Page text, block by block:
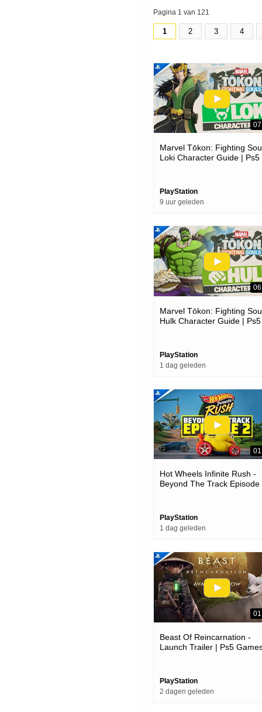
Pagina 1 van 121
1 2 3 4
Marvel Tōkon: Fighting
Loki Character Guide | Ps5
PlayStation
9 uur geleden
Marvel Tōkon: Fighting
Hulk Character Guide |
PlayStation
1 dag geleden
Hot Wheels Infinite Rush -
Beyond The Track Episode
PlayStation
1 dag geleden
Beast Of Reincarnation -
Launch Trailer | Ps5
PlayStation
2 dagen geleden